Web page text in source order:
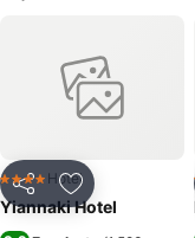
turítica, equipe
engomadoria, serviço
babá/serviços para
de restaurante com café
fitness center,
piscina ao ar livre. Nas
PartilharAdicionar
4 EstrelasHotel
Yiannaki Hotel